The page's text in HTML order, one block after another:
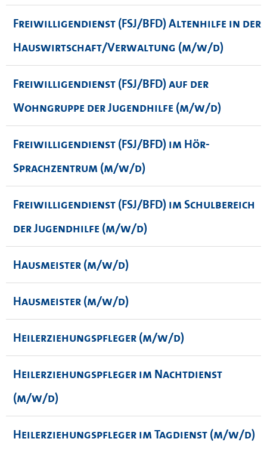
Freiwilligendienst (FSJ/BFD) Altenhilfe in der
Hauswirtschaft/Verwaltung (m/w/d)
Freiwilligendienst (FSJ/BFD) auf der
Wohngruppe der Jugendhilfe (m/w/d)
Freiwilligendienst (FSJ/BFD) im Hör-
Sprachzentrum (m/w/d)
Freiwilligendienst (FSJ/BFD) im Schulbereich
der Jugendhilfe (m/w/d)
Hausmeister (m/w/d)
Hausmeister (m/w/d)
Heilerziehungspfleger (m/w/d)
Heilerziehungspfleger im Nachtdienst
(m/w/d)
Heilerziehungspfleger im Tagdienst (m/w/d)